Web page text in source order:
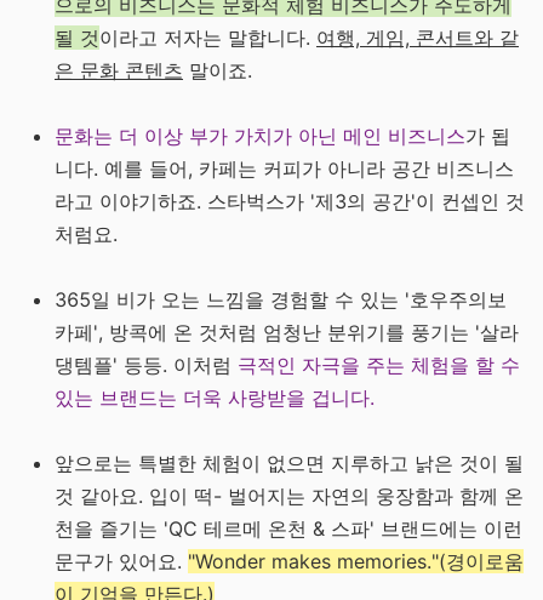
으로의 비즈니스는 문화적 체험 비즈니스가 주도하게
될 것이라고 저자는 말합니다. 여행, 게임, 콘서트와 같
은 문화 콘텐츠 말이죠.
문화는 더 이상 부가 가치가 아닌 메인 비즈니스가 됩
니다. 예를 들어, 카페는 커피가 아니라 공간 비즈니스
라고 이야기하죠. 스타벅스가 '제3의 공간'이 컨셉인 것
처럼요.
365일 비가 오는 느낌을 경험할 수 있는 '호우주의보
카페', 방콕에 온 것처럼 엄청난 분위기를 풍기는 '살라
댕템플' 등등. 이처럼 극적인 자극을 주는 체험을 할 수
있는 브랜드는 더욱 사랑받을 겁니다.
앞으로는 특별한 체험이 없으면 지루하고 낡은 것이 될
것 같아요. 입이 떡- 벌어지는 자연의 웅장함과 함께 온
천을 즐기는 'QC 테르메 온천 & 스파' 브랜드에는 이런
문구가 있어요. "Wonder makes memories."(경이로움
이 기억을 만든다.)